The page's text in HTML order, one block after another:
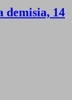
demisia, 14